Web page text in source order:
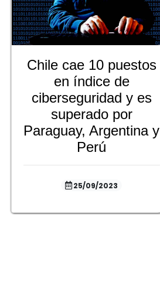
Chile cae 10 puestos
en índice de
ciberseguridad y es
superado por
Paraguay, Argentina y
Perú
25/09/2023